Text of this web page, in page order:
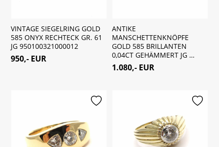
VINTAGE SIEGELRING GOLD
585 ONYX RECHTECK GR. 61
JG 950100321000012
950,- EUR
ANTIKE
MANSCHETTENKNÖPFE
GOLD 585 BRILLANTEN
0,04CT GEHÄMMERT JG …
1.080,- EUR
merken merken